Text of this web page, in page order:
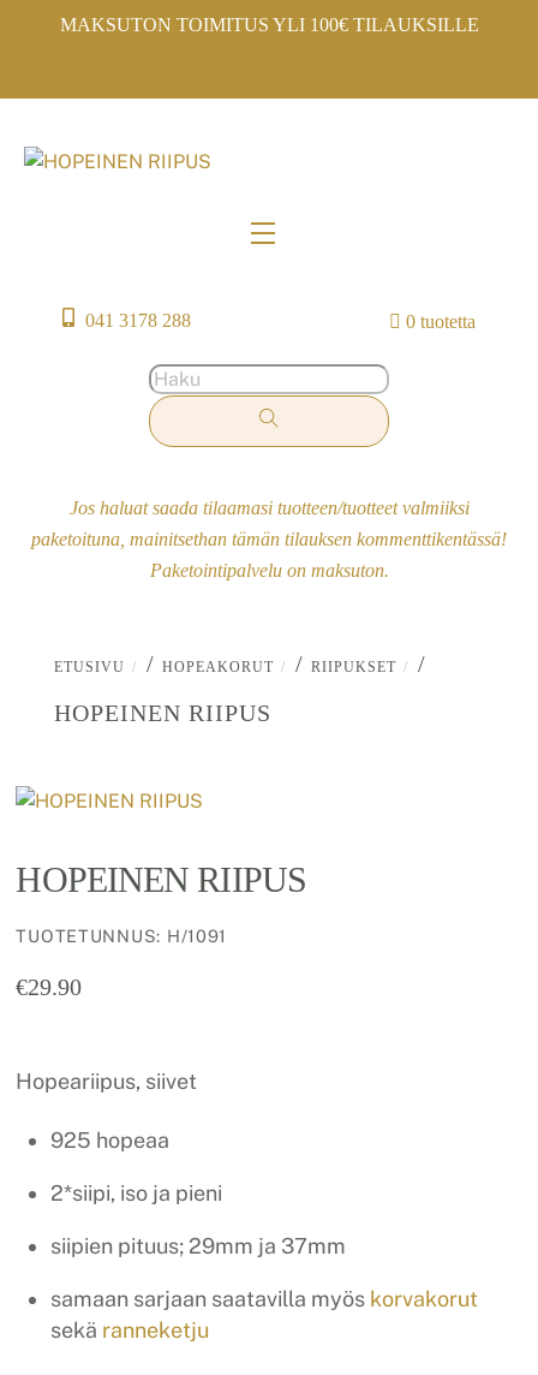
MAKSUTON TOIMITUS YLI 100€ TILAUKSILLE
Menu
041 3178 288 0 tuotetta
Jos haluat saada tilaamasi tuotteen/tuotteet valmiiksi
paketoituna, mainitsethan tämän tilauksen kommenttikentässä!
Paketointipalvelu on maksuton.
ETUSIVU / HOPEAKORUT / RIIPUKSET
/
HOPEINEN RIIPUS
HOPEINEN RIIPUS
TUOTETUNNUS: H/1091
€29.90
Hopeariipus, siivet
925 hopeaa
2*siipi, iso ja pieni
siipien pituus; 29mm ja 37mm
samaan sarjaan saatavilla myös korvakorut
sekä ranneketju